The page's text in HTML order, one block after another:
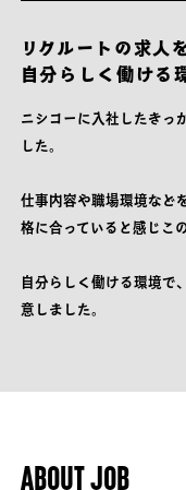
リクルートの求人
自分らしく働ける
ニシコーに入社したきっ
した。
仕事内容や職場環境など
格に合っていると感じこ
自分らしく働ける環境で
意しました。
ABOUT JOB